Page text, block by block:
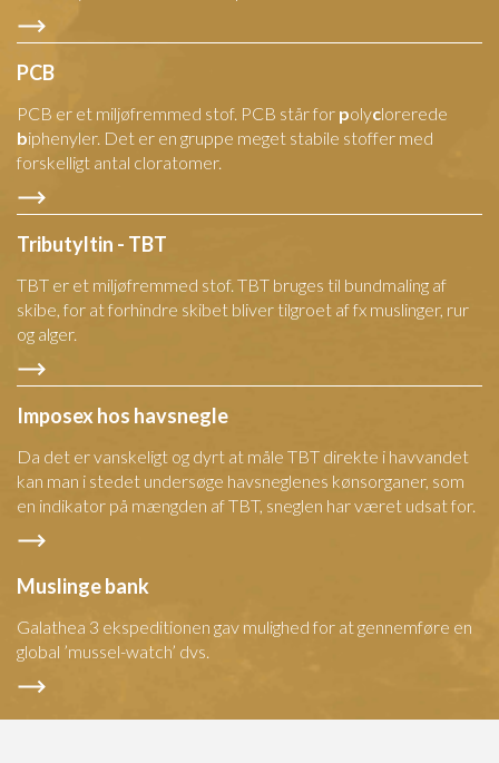
PCB
PCB er et miljøfremmed stof. PCB står for polyclorerede
biphenyler. Det er en gruppe meget stabile stoffer med
forskelligt antal cloratomer.
Tributyltin - TBT
TBT er et miljøfremmed stof. TBT bruges til bundmaling af
skibe, for at forhindre skibet bliver tilgroet af fx muslinger, rur
og alger.
Imposex hos havsnegle
Da det er vanskeligt og dyrt at måle TBT direkte i havvandet
kan man i stedet undersøge havsneglenes kønsorganer, som
en indikator på mængden af TBT, sneglen har været udsat for.
Muslinge bank
Galathea 3 ekspeditionen gav mulighed for at gennemføre en
global ’mussel-watch’ dvs.